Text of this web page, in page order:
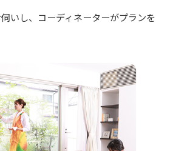
いし、コーディネーターがプランを